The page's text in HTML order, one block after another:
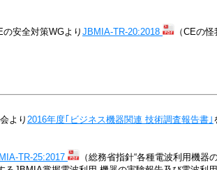
安全対策WGより JBMIA-TR-20:2018
（CEの
より 2016年度｢ビジネス機器関連 技術調査報告書｣
TR-25:2017
（総務省指針“各種電波利用機